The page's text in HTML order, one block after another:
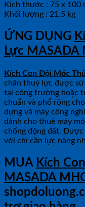
Kích thước : 75 x 100
Khối lượng : 21.5 kg
ỨNG DỤNG
Lực MASADA
Kích Con Đội Móc
chân thuỷ lực được
tại công trường hoặc
chuẩn và phổ rộng
dựng và máy công
dành cho thuê máy
chống động đất.
với chỉ cần lực nâng
MUA Kích
MASADA